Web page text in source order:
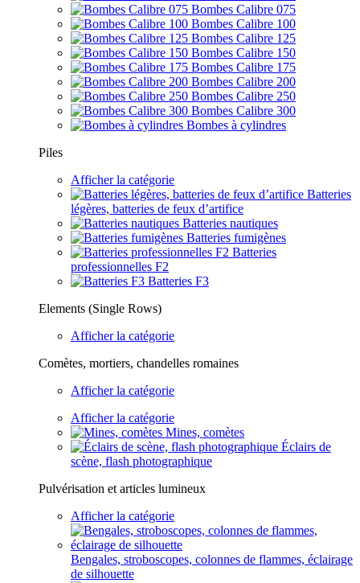
Bombes Calibre 075
Bombes Calibre 100
Bombes Calibre 125
Bombes Calibre 150
Bombes Calibre 175
Bombes Calibre 200
Bombes Calibre 250
Bombes Calibre 300
Bombes à cylindres
Piles
Afficher la catégorie
Batteries
légères, batteries de feux d’artifice
Batteries nautiques
Batteries fumigènes
Batteries
professionnelles F2
Batteries F3
Elements (Single Rows)
Afficher la catégorie
Comètes, mortiers, chandelles romaines
Afficher la catégorie
Afficher la catégorie
Mines, comètes
Éclairs de
scène, flash photographique
Pulvérisation et articles lumineux
Afficher la catégorie
Bengales, stroboscopes, colonnes de flammes, éclairage
de silhouette